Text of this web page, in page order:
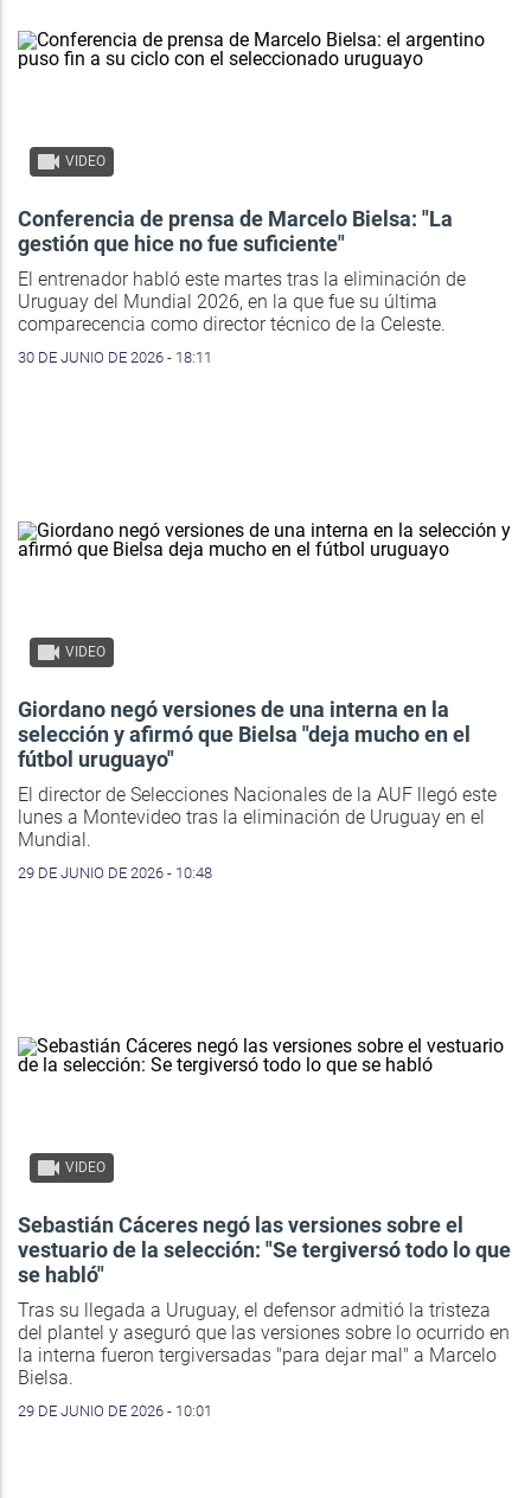
VIDEO
Conferencia de prensa de Marcelo Bielsa: "La
gestión que hice no fue suficiente"
El entrenador habló este martes tras la eliminación de
Uruguay del Mundial 2026, en la que fue su última
comparecencia como director técnico de la Celeste.
30 DE JUNIO DE 2026 - 18:11
VIDEO
Giordano negó versiones de una interna en la
selección y afirmó que Bielsa "deja mucho en el
fútbol uruguayo"
El director de Selecciones Nacionales de la AUF llegó este
lunes a Montevideo tras la eliminación de Uruguay en el
Mundial.
29 DE JUNIO DE 2026 - 10:48
VIDEO
Sebastián Cáceres negó las versiones sobre el
vestuario de la selección: "Se tergiversó todo lo que
se habló"
Tras su llegada a Uruguay, el defensor admitió la tristeza
del plantel y aseguró que las versiones sobre lo ocurrido en
la interna fueron tergiversadas "para dejar mal" a Marcelo
Bielsa.
29 DE JUNIO DE 2026 - 10:01